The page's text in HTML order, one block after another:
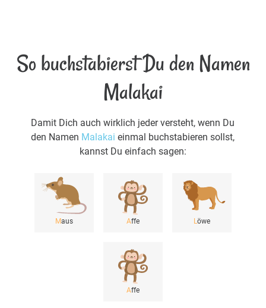
So buchstabierst Du den Namen
Malakai
Damit Dich auch wirklich jeder versteht, wenn Du
den Namen Malakai einmal buchstabieren sollst,
kannst Du einfach sagen:
Maus Affe Löwe
Affe